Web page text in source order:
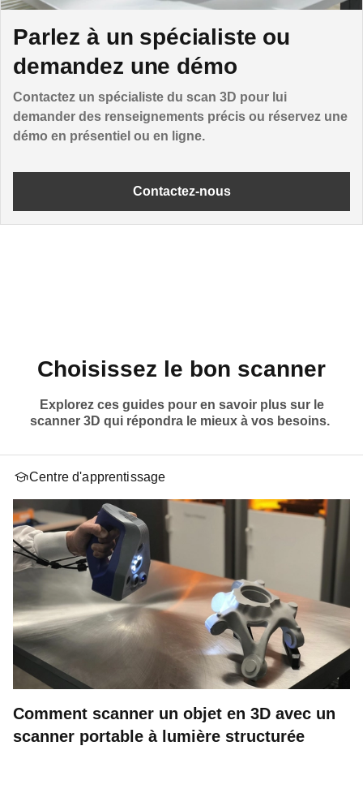
Parlez à un spécialiste ou
demandez une démo
Contactez un spécialiste du scan 3D pour lui
demander des renseignements précis ou réservez une
démo en présentiel ou en ligne.
Contactez-nous
Choisissez le bon scanner
Explorez ces guides pour en savoir plus sur le
scanner 3D qui répondra le mieux à vos besoins.
Centre d'apprentissage
Comment scanner un objet en 3D avec un
scanner portable à lumière structurée